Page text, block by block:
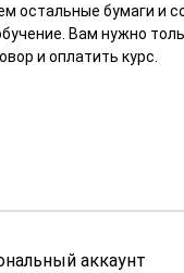
остальные бумаги и
Вам нужно
и оплатить курс.
аккаунт